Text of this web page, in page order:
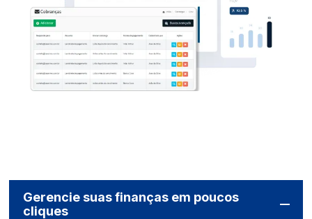
Gerencie suas finanças em poucos
cliques